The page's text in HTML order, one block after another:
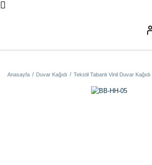
Anasayfa Duvar Kağıdı Tekstil Tabanlı Vinil Duvar Kağıdı